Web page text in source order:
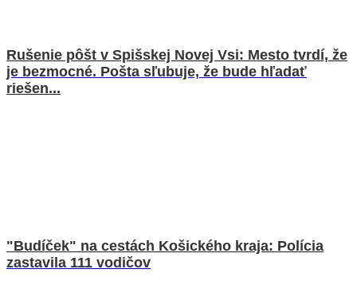
Rušenie pôšt v Spišskej Novej Vsi: Mesto tvrdí, že
je bezmocné. Pošta sľubuje, že bude hľadať
riešen...
"Budíček" na cestách Košického kraja: Polícia
zastavila 111 vodičov